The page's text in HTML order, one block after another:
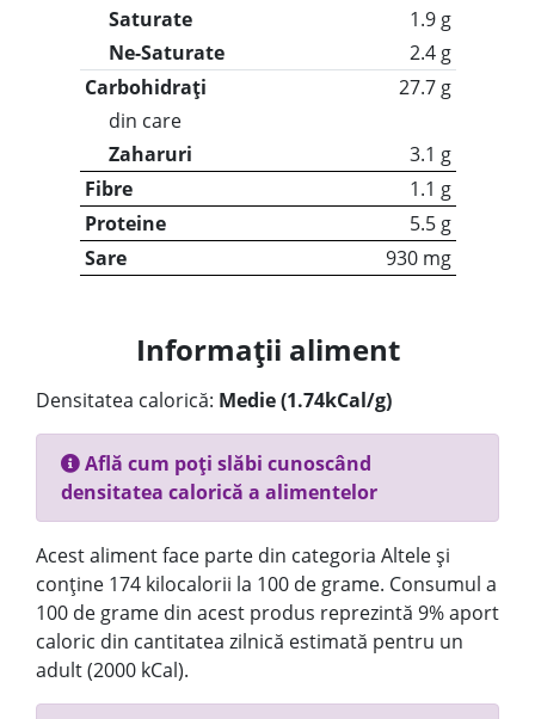
Saturate
1.9 g
Ne-Saturate
2.4 g
Carbohidrați
27.7 g
din care
Zaharuri
3.1 g
Fibre
1.1 g
Proteine
5.5 g
Sare
930 mg
Informații aliment
Densitatea calorică: Medie (1.74kCal/g)
Află cum poți slăbi cunoscând
densitatea calorică a alimentelor
Acest aliment face parte din categoria Altele și
conține 174 kilocalorii la 100 de grame. Consumul a
100 de grame din acest produs reprezintă 9% aport
caloric din cantitatea zilnică estimată pentru un
adult (2000 kCal).